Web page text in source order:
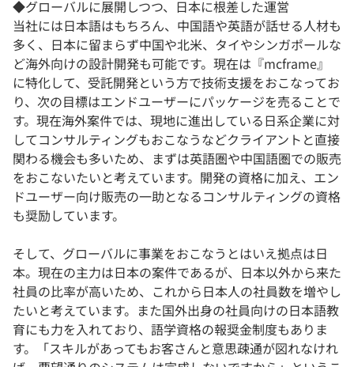
◆グローバルに展開しつつ、日本に根差した運営
当社には日本語はもちろん、中国語や英語が話せる人材も
多く、日本に留まらず中国や北米、タイやシンガポールな
ど海外向けの設計開発も可能です。現在は『mcframe』
に特化して、受託開発という方で技術支援をおこなってお
り、次の目標はエンドユーザーにパッケージを売ることで
す。現在海外案件では、現地に進出している日系企業に対
してコンサルティングもおこなうなどクライアントと直接
関わる機会も多いため、まずは英語圏や中国語圏での販売
をおこないたいと考えています。開発の資格に加え、エン
ドユーザー向け販売の一助となるコンサルティングの資格
も奨励しています。
そして、グローバルに事業をおこなうとはいえ拠点は日
本。現在の主力は日本の案件であるが、日本以外から来た
社員の比率が高いため、これから日本人の社員数を増やし
たいと考えています。また国外出身の社員向けの日本語教
育にも力を入れており、語学資格の報奨金制度もありま
す。「スキルがあってもお客さんと意思疎通が図れなけれ